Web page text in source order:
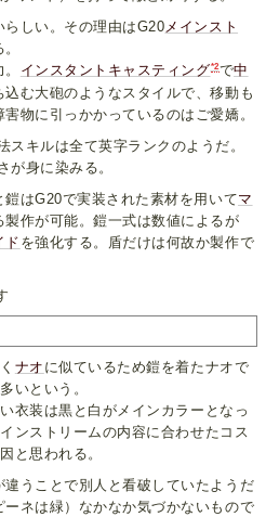
らしい。その理由はG20メインスト
インスタントキャスティング*2で中
込む大砲のようなスタイルで、移動も
物に引っかかっているのはご愛嬌。
スキルは全て英字ランクのようだ。
が身に染みる。
鎧はG20で実装された素材を用いてマ
製作が可能。鎧一式は数値によるが
ド を強化する。盾だけは何故か製作で
ナオ に似ているため鎧を着たナオで
いという。
衣装は黒と白がメインカラーとなっ
ンストリームの内容に合わせたコス
と思われる。
違うことで別人と看破していたようだ
ネは緑）なかなか気づかないもので